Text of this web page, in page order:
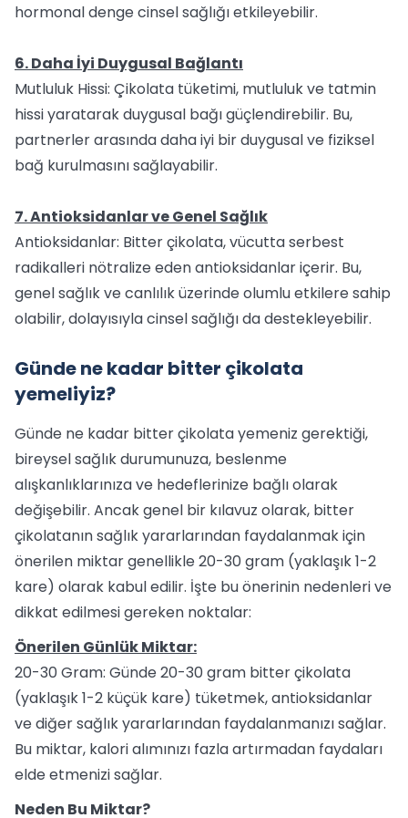
hormonal denge cinsel sağlığı etkileyebilir.
6. Daha İyi Duygusal Bağlantı
Mutluluk Hissi: Çikolata tüketimi, mutluluk ve tatmin
hissi yaratarak duygusal bağı güçlendirebilir. Bu,
partnerler arasında daha iyi bir duygusal ve fiziksel
bağ kurulmasını sağlayabilir.
7. Antioksidanlar ve Genel Sağlık
Antioksidanlar: Bitter çikolata, vücutta serbest
radikalleri nötralize eden antioksidanlar içerir. Bu,
genel sağlık ve canlılık üzerinde olumlu etkilere sahip
olabilir, dolayısıyla cinsel sağlığı da destekleyebilir.
Günde ne kadar bitter çikolata
yemeliyiz?
Günde ne kadar bitter çikolata yemeniz gerektiği,
bireysel sağlık durumunuza, beslenme
alışkanlıklarınıza ve hedeflerinize bağlı olarak
değişebilir. Ancak genel bir kılavuz olarak, bitter
çikolatanın sağlık yararlarından faydalanmak için
önerilen miktar genellikle 20-30 gram (yaklaşık 1-2
kare) olarak kabul edilir. İşte bu önerinin nedenleri ve
dikkat edilmesi gereken noktalar:
Önerilen Günlük Miktar:
20-30 Gram: Günde 20-30 gram bitter çikolata
(yaklaşık 1-2 küçük kare) tüketmek, antioksidanlar
ve diğer sağlık yararlarından faydalanmanızı sağlar.
Bu miktar, kalori alımınızı fazla artırmadan faydaları
elde etmenizi sağlar.
Neden Bu Miktar?